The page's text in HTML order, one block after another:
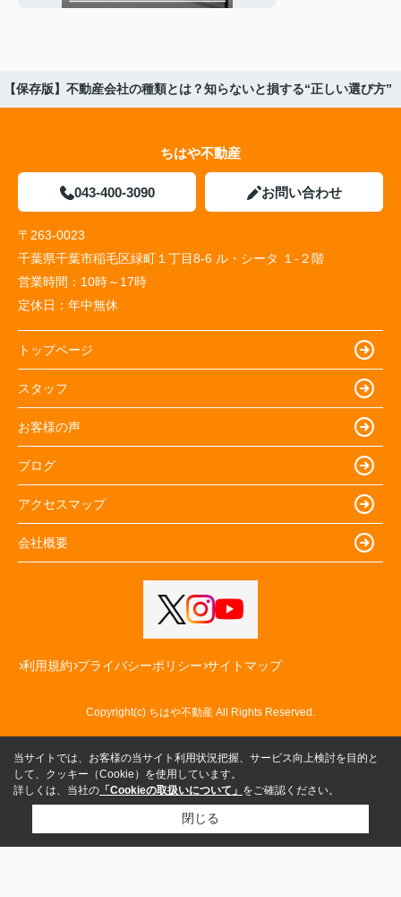
【保存版】不動産会社の種類とは？知らないと損する“正しい選び方”
ちはや不動産
043-400-3090 お問い合わせ
〒263-0023
千葉県千葉市稲毛区緑町１丁目8-6 ル・シータ １-２階
営業時間： 10時～17時
定休日： 年中無休
トップページ
スタッフ
お客様の声
ブログ
アクセスマップ
会社概要
利用規約 プライバシーポリシー サイトマップ
Copyright(c) ちはや不動産 All Rights Reserved.
当サイトでは、お客様の当サイト利用状況把握、サービス向上検討を目的と
して、クッキー（Cookie）を使用しています。
詳しくは、当社の 「Cookieの取扱いについて」 をご確認ください。
閉じる